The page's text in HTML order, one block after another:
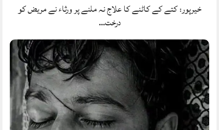
خیرپور: کتے کے کاٹنے کا علاج نہ ملنے پر ورثاء نے مریض کو
درخت…